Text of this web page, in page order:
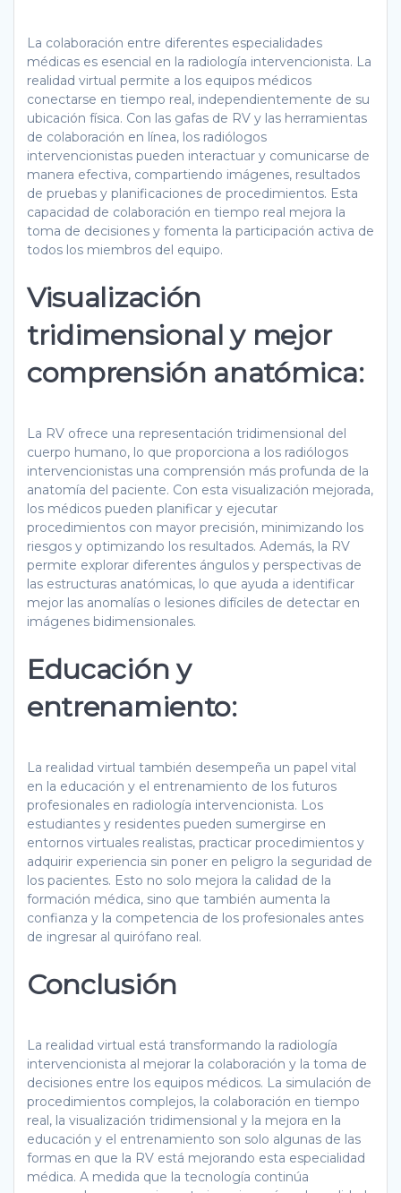
La colaboración entre diferentes especialidades
médicas es esencial en la radiología intervencionista. La
realidad virtual permite a los equipos médicos
conectarse en tiempo real, independientemente de su
ubicación física. Con las gafas de RV y las herramientas
de colaboración en línea, los radiólogos
intervencionistas pueden interactuar y comunicarse de
manera efectiva, compartiendo imágenes, resultados
de pruebas y planificaciones de procedimientos. Esta
capacidad de colaboración en tiempo real mejora la
toma de decisiones y fomenta la participación activa de
todos los miembros del equipo.
Visualización
tridimensional y mejor
comprensión anatómica:
La RV ofrece una representación tridimensional del
cuerpo humano, lo que proporciona a los radiólogos
intervencionistas una comprensión más profunda de la
anatomía del paciente. Con esta visualización mejorada,
los médicos pueden planificar y ejecutar
procedimientos con mayor precisión, minimizando los
riesgos y optimizando los resultados. Además, la RV
permite explorar diferentes ángulos y perspectivas de
las estructuras anatómicas, lo que ayuda a identificar
mejor las anomalías o lesiones difíciles de detectar en
imágenes bidimensionales.
Educación y
entrenamiento:
La realidad virtual también desempeña un papel vital
en la educación y el entrenamiento de los futuros
profesionales en radiología intervencionista. Los
estudiantes y residentes pueden sumergirse en
entornos virtuales realistas, practicar procedimientos y
adquirir experiencia sin poner en peligro la seguridad de
los pacientes. Esto no solo mejora la calidad de la
formación médica, sino que también aumenta la
confianza y la competencia de los profesionales antes
de ingresar al quirófano real.
Conclusión
La realidad virtual está transformando la radiología
intervencionista al mejorar la colaboración y la toma de
decisiones entre los equipos médicos. La simulación de
procedimientos complejos, la colaboración en tiempo
real, la visualización tridimensional y la mejora en la
educación y el entrenamiento son solo algunas de las
formas en que la RV está mejorando esta especialidad
médica. A medida que la tecnología continúa